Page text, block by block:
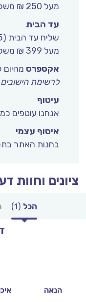
מעל 250 ₪ משלוח חינם.
עד הבית
מעל 399 ₪ משלוח חינם.
אקספרס מהיום להיום (0-
לרשימת
עיטוף
אנחנו עוטפים
איסוף עצמי
בחנות האתר בתל
ציונים וחוות
הכל (1)
הנאה